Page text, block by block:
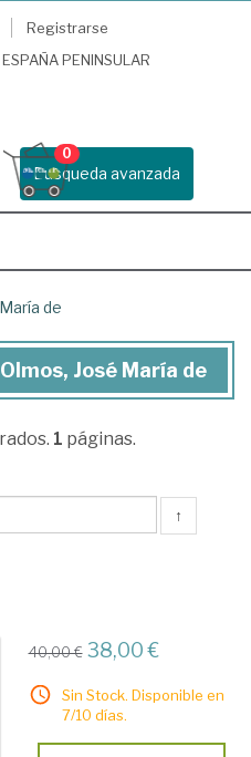
Registrarse
ESPAÑA PENINSULAR
Busqueda avanzada
0
de
José María de
1 páginas.
↑
40,00 € 38,00 €
Sin Stock. Disponible en
7/10 días.